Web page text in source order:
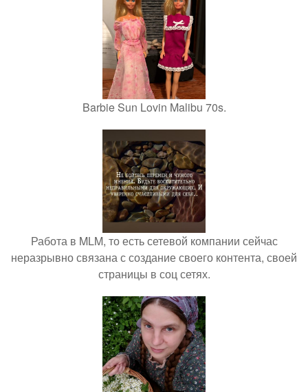
Barbie Sun Lovin Malibu 70s.
Работа в MLM, то есть сетевой компании сейчас
неразрывно связана с создание своего контента, своей
страницы в соц сетях.